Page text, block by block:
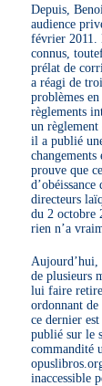
Depuis,
audience
février 2011.
connus,
prélat de
a réagi de
problèmes
règlements
un
il a publié
prouve que
directeurs
du 2 octobre
rien n’a
Aujourd’hui,
de plusieurs
lui faire
ordonnant
ce dernier
publié sur le
commandité
inaccessible